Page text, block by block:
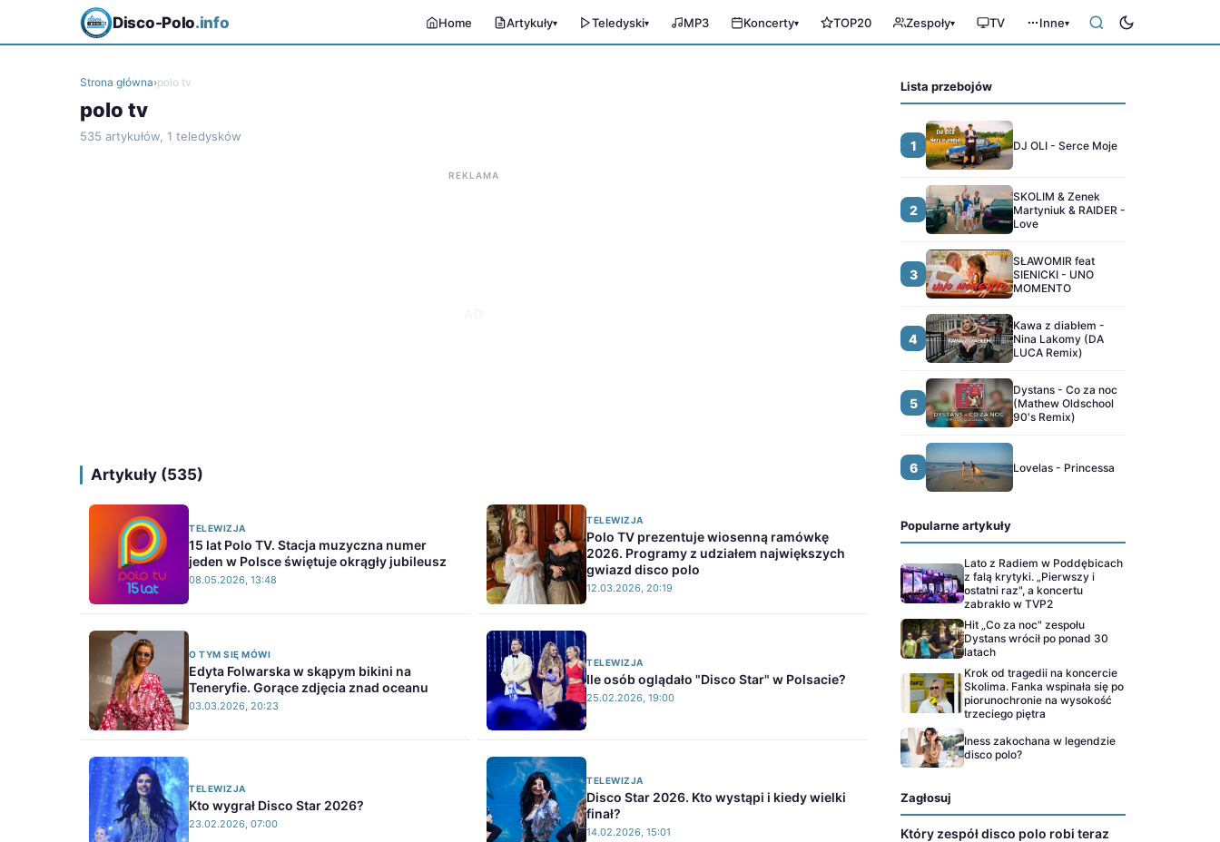
Disco-Polo.info Home Artykuły▾ Teledyski▾ MP3 Koncerty▾ TOP20 Zespoły▾ TV Inne▾
Strona główna›polo tv
polo tv
535 artykułów, 1 teledysków
REKLAMA
Artykuły (535)
TELEWIZJA
15 lat Polo TV. Stacja muzyczna numer
jeden w Polsce świętuje okrągły jubileusz
08.05.2026, 13:48
TELEWIZJA
Polo TV prezentuje wiosenną ramówkę
2026. Programy z udziałem największych
gwiazd disco polo
12.03.2026, 20:19
O TYM SIĘ MÓWI
Edyta Folwarska w skąpym bikini na
Teneryfie. Gorące zdjęcia znad oceanu
03.03.2026, 20:23
TELEWIZJA
Ile osób oglądało "Disco Star" w Polsacie?
25.02.2026, 19:00
TELEWIZJA
Kto wygrał Disco Star 2026?
23.02.2026, 07:00
TELEWIZJA
Disco Star 2026. Kto wystąpi i kiedy wielki
finał?
14.02.2026, 15:01
Lista przebojów
1 DJ OLI - Serce Moje
2
SKOLIM & Zenek
Martyniuk & RAIDER -
Love
3
SŁAWOMIR feat
SIENICKI - UNO
MOMENTO
4
Kawa z diabłem -
Nina Lakomy (DA
LUCA Remix)
5
Dystans - Co za noc
(Mathew Oldschool
90's Remix)
6 Lovelas - Princessa
Popularne artykuły
Lato z Radiem w Poddębicach
z falą krytyki. „Pierwszy i
ostatni raz", a koncertu
zabrakło w TVP2
Hit „Co za noc" zespołu
Dystans wrócił po ponad 30
latach
Krok od tragedii na koncercie
Skolima. Fanka wspinała się po
piorunochronie na wysokość
trzeciego piętra
Iness zakochana w legendzie
disco polo?
Zagłosuj
Który zespół disco polo robi teraz